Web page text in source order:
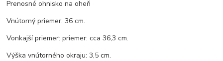
Prenosné ohnisko na oheň
Vnútorný priemer: 36 cm.
Vonkajší priemer: priemer: cca 36,3 cm.
Výška vnútorného okraju: 3,5 cm.